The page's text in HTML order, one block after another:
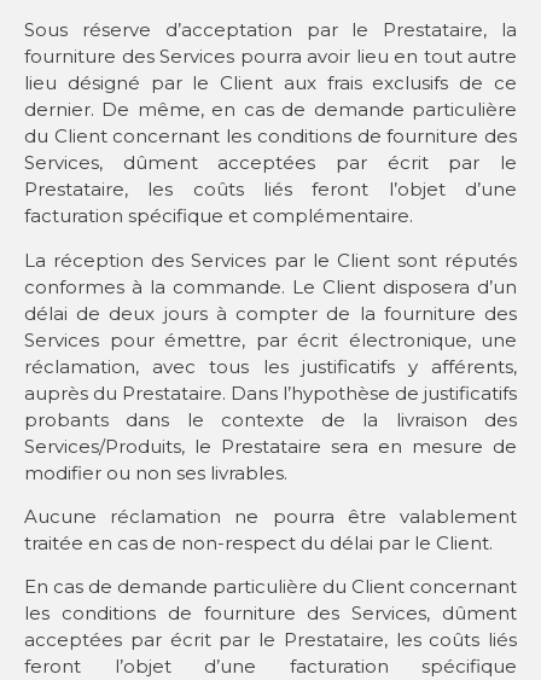
Sous réserve d’acceptation par le Prestataire, la
fourniture des Services pourra avoir lieu en tout autre
lieu désigné par le Client aux frais exclusifs de ce
dernier. De même, en cas de demande particulière
du Client concernant les conditions de fourniture des
Services, dûment acceptées par écrit par le
Prestataire, les coûts liés feront l’objet d’une
facturation spécifique et complémentaire.
La réception des Services par le Client sont réputés
conformes à la commande. Le Client disposera d’un
délai de deux jours à compter de la fourniture des
Services pour émettre, par écrit électronique, une
réclamation, avec tous les justificatifs y afférents,
auprès du Prestataire. Dans l’hypothèse de justificatifs
probants dans le contexte de la livraison des
Services/Produits, le Prestataire sera en mesure de
modifier ou non ses livrables.
Aucune réclamation ne pourra être valablement
traitée en cas de non-respect du délai par le Client.
En cas de demande particulière du Client concernant
les conditions de fourniture des Services, dûment
acceptées par écrit par le Prestataire, les coûts liés
feront l’objet d’une facturation spécifique